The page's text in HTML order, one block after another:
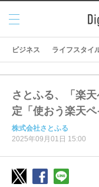
メニ
ュー
ビジネス ライフスタイ
さとふる、「楽
定「使おう楽天
株式会社さとふる
2025年09月01日 15:00